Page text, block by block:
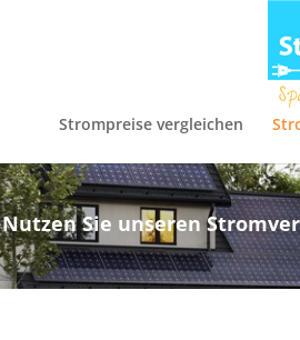
Strompreise vergleichen
Nutzen Sie unseren